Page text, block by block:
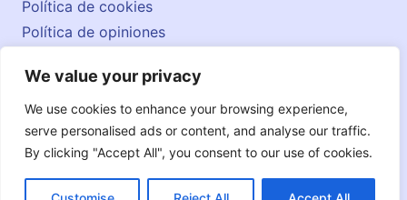
We value your privacy
We use cookies to enhance your browsing experience,
serve personalised ads or content, and analyse our traffic.
By clicking "Accept All", you consent to our use of cookies.
© 2026 englishatlas.es
Política de cookies
Política de opiniones
Contacto